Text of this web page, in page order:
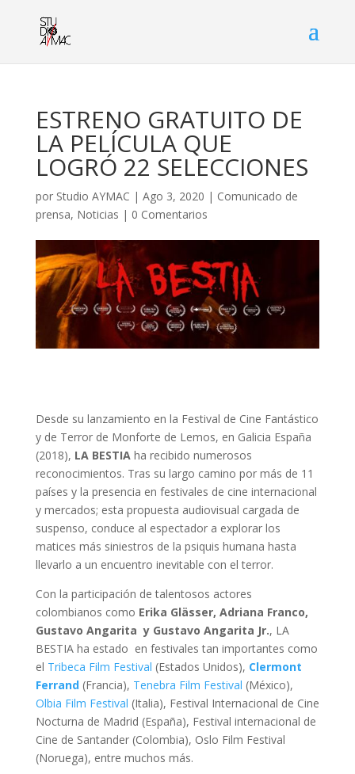
ESTRENO GRATUITO DE
LA PELÍCULA QUE
LOGRÓ 22 SELECCIONES
por Studio AYMAC | Ago 3, 2020 | Comunicado de
prensa, Noticias | 0 Comentarios
Desde su lanzamiento en la Festival de Cine Fantástico
y de Terror de Monforte de Lemos, en Galicia España
(2018), LA BESTIA ha recibido numerosos
reconocimientos. Tras su largo camino por más de 11
países y la presencia en festivales de cine internacional
y mercados; esta propuesta audiovisual cargada de
suspenso, conduce al espectador a explorar los
matices más siniestros de la psiquis humana hasta
llevarlo a un encuentro inevitable con el terror.
Con la participación de talentosos actores
colombianos como Erika Glässer, Adriana Franco,
Gustavo Angarita y Gustavo Angarita Jr., LA
BESTIA ha estado en festivales tan importantes como
el Tribeca Film Festival (Estados Unidos), Clermont
Ferrand(Francia), Tenebra Film Festival (México),
Olbia Film Festival (Italia), Festival Internacional de Cine
Nocturna de Madrid (España), Festival internacional de
Cine de Santander (Colombia), Oslo Film Festival
(Noruega), entre muchos más.